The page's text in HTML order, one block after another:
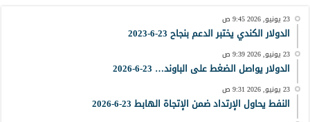
23 يونيو, 2026 9:45 ص
الدولار الكندي يختبر الدعم بنجاح 23-6-2023
23 يونيو, 2026 9:39 ص
الدولار يواصل الضغط على الباوند… 23-6-2026
23 يونيو, 2026 9:31 ص
النفط يحاول الإرتداد ضمن الإتجاة الهابط 23-6-2026